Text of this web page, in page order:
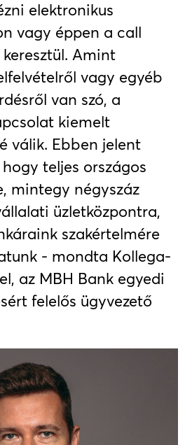
elektronikus
vagy éppen a call
Amint
vagy egyéb
van szó, a
kiemelt
válik. Ebben jelent
teljes országos
mintegy négyszáz
üzletközpontra,
szakértelmére
- mondta Kollega-
az MBH Bank egyedi
felelős ügyvezető